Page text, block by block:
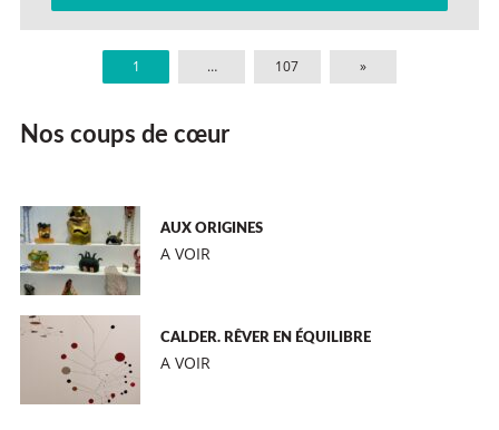
1 … 107 »
Nos coups de cœur
AUX ORIGINES
A VOIR
CALDER. RÊVER EN ÉQUILIBRE
A VOIR